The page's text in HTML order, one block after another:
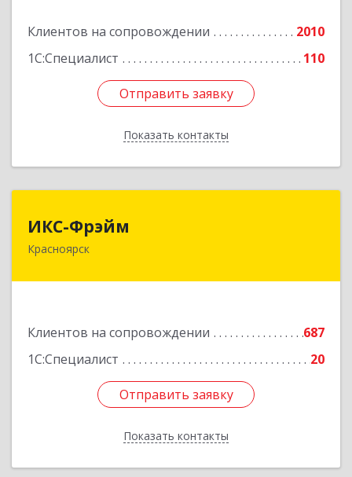
Клиентов на сопровождении
2010
1С:Специалист
110
Отправить заявку
Показать контакты
Подробнее
Отправить заявку
Назад
ИКС-Фрэйм
Красноярск
Клиентов на сопровождении
687
1С:Специалист
20
Отправить заявку
Показать контакты
660077, Красноярский край, Красноярск г,
Отправить заявку
Назад